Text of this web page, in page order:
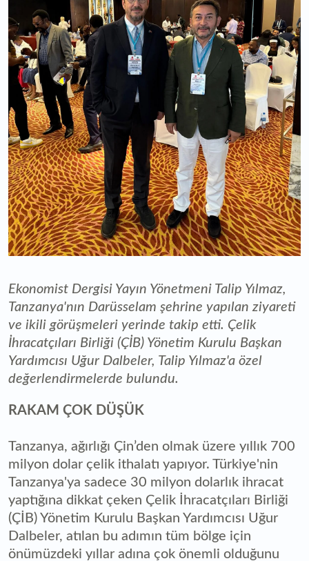
Ekonomist Dergisi Yayın Yönetmeni Talip Yılmaz,
Tanzanya'nın Darüsselam şehrine yapılan ziyareti
ve ikili görüşmeleri yerinde takip etti. Çelik
İhracatçıları Birliği (ÇİB) Yönetim Kurulu Başkan
Yardımcısı Uğur Dalbeler, Talip Yılmaz'a özel
değerlendirmelerde bulundu.
RAKAM ÇOK DÜŞÜK
Tanzanya, ağırlığı Çin’den olmak üzere yıllık 700
milyon dolar çelik ithalatı yapıyor. Türkiye'nin
Tanzanya'ya sadece 30 milyon dolarlık ihracat
yaptığına dikkat çeken Çelik İhracatçıları Birliği
(ÇİB) Yönetim Kurulu Başkan Yardımcısı Uğur
Dalbeler, atılan bu adımın tüm bölge için
önümüzdeki yıllar adına çok önemli olduğunu